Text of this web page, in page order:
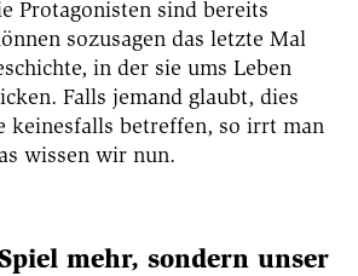
Protagonisten sind bereits
sozusagen das letzte Mal
in der sie ums Leben
Falls jemand glaubt, dies
keinesfalls betreffen, so irrt man
wissen wir nun.
mehr, sondern unser